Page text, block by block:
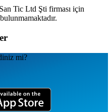
Tic Ltd Şti firması için
mi?